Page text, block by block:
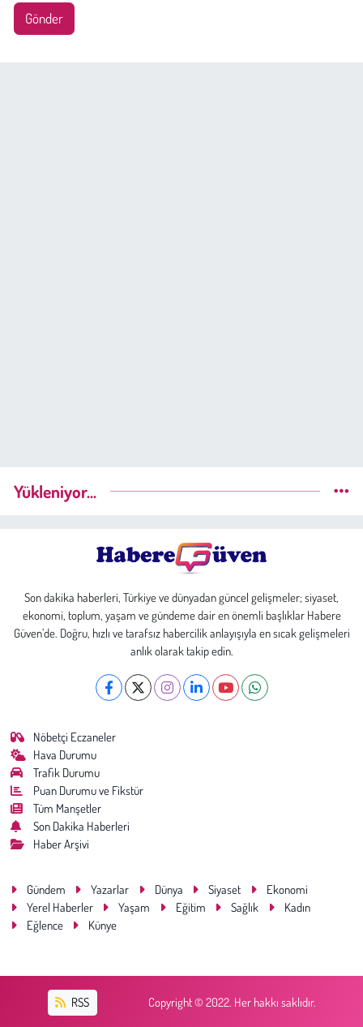
Gönder
Yükleniyor...
Son dakika haberleri, Türkiye ve dünyadan güncel gelişmeler; siyaset,
ekonomi, toplum, yaşam ve gündeme dair en önemli başlıklar Habere
Güven’de. Doğru, hızlı ve tarafsız habercilik anlayışıyla en sıcak gelişmeleri
anlık olarak takip edin.
Nöbetçi Eczaneler
Hava Durumu
Trafik Durumu
Puan Durumu ve Fikstür
Tüm Manşetler
Son Dakika Haberleri
Haber Arşivi
Gündem Yazarlar Dünya Siyaset
Ekonomi
Yerel Haberler
Yaşam Eğitim Sağlık
Kadın
Eğlence
Künye
RSS Copyright © 2022. Her hakkı saklıdır.